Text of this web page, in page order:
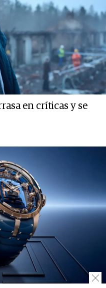
en críticas y se